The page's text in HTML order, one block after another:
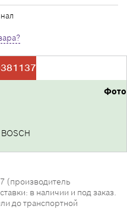
Фото
в наличии и под заказ.
до транспортной